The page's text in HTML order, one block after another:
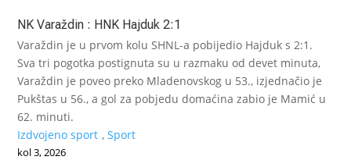
NK Varaždin : HNK Hajduk 2:1
Varaždin je u prvom kolu SHNL-a pobijedio Hajduk s 2:1.
Sva tri pogotka postignuta su u razmaku od devet minuta,
Varaždin je poveo preko Mladenovskog u 53., izjednačio je
Pukštas u 56., a gol za pobjedu domaćina zabio je Mamić u
62. minuti.
Izdvojeno sport ,Sport
kol 3, 2026